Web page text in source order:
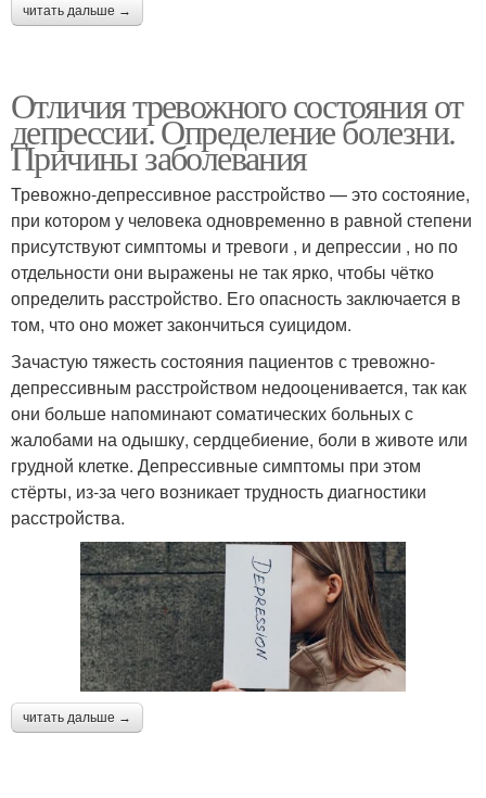
читать дальше →
Отличия тревожного состояния от
депрессии. Определение болезни.
Причины заболевания
Тревожно-депрессивное расстройство — это состояние,
при котором у человека одновременно в равной степени
присутствуют симптомы и тревоги , и депрессии , но по
отдельности они выражены не так ярко, чтобы чётко
определить расстройство. Его опасность заключается в
том, что оно может закончиться суицидом.
Зачастую тяжесть состояния пациентов с тревожно-
депрессивным расстройством недооценивается, так как
они больше напоминают соматических больных с
жалобами на одышку, сердцебиение, боли в животе или
грудной клетке. Депрессивные симптомы при этом
стёрты, из-за чего возникает трудность диагностики
расстройства.
читать дальше →